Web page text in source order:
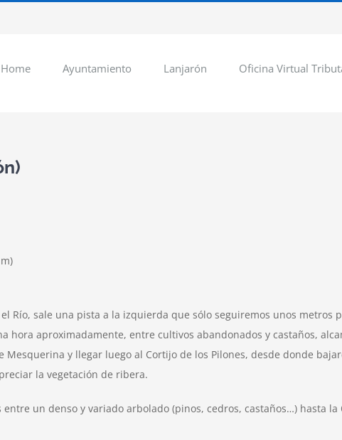
Home Ayuntamiento Lanjarón Oficina Virtual
Río, sale una pista a la izquierda que sólo seguiremos unos metros
hora aproximadamente, entre cultivos abandonados y castaños,
y llegar luego al Cortijo de los Pilones, desde donde
la vegetación de ribera.
un denso y variado arbolado (pinos, cedros, castaños…) hasta